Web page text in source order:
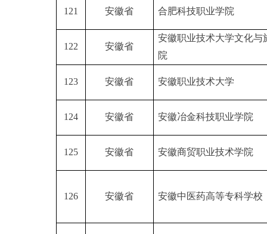
121 安徽省 合肥科技职业学院
122 安徽省
安徽职业技术大学文化与
院
123 安徽省 安徽职业技术大学
124 安徽省 安徽冶金科技职业学院
125 安徽省 安徽商贸职业技术学院
126 安徽省 安徽中医药高等专科学校